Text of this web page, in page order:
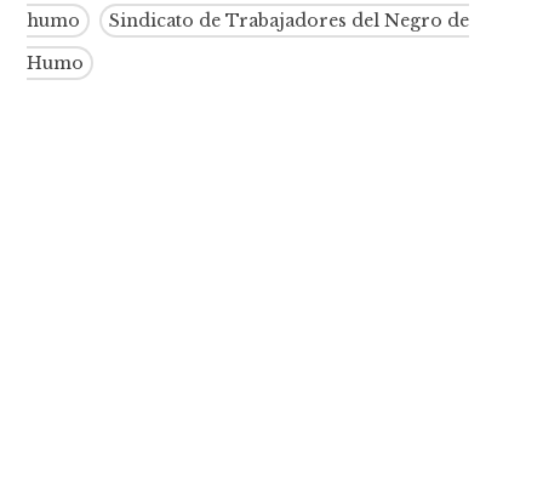
humo
Sindicato de Trabajadores del Negro de
Humo